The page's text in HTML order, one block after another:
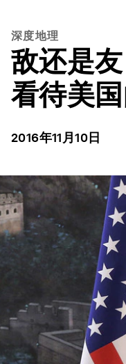
深度地理
敌还是
看待美
2016年11月10日